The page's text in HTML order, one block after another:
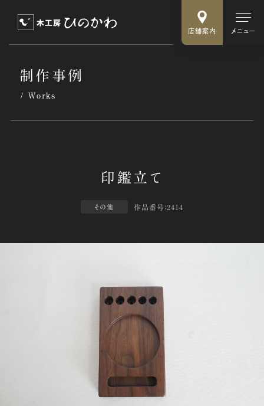
店舗案内 メニュー
制作事例
Works
その他 作品番号：2414